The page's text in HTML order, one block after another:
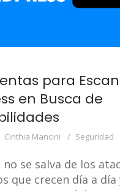
para
en Busca de
Cinthia Mancini Seguridad
se salva de los
que crecen día a día